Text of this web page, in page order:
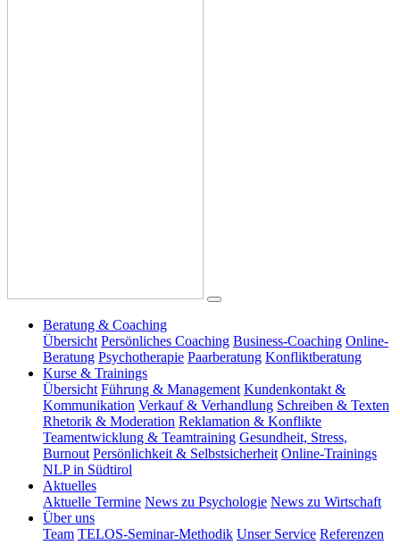
Beratung & Coaching
Übersicht Persönliches Coaching Business-Coaching Online-
Beratung Psychotherapie Paarberatung Konfliktberatung
Kurse & Trainings
Übersicht Führung & Management Kundenkontakt &
Kommunikation Verkauf & Verhandlung Schreiben & Texten
Rhetorik & Moderation Reklamation & Konflikte
Teamentwicklung & Teamtraining Gesundheit, Stress,
Burnout Persönlichkeit & Selbstsicherheit Online-Trainings
NLP in Südtirol
Aktuelles
Aktuelle Termine News zu Psychologie News zu Wirtschaft
Über uns
Team TELOS-Seminar-Methodik Unser Service Referenzen